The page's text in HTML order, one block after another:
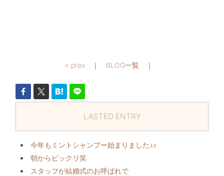
< prev｜ BLOG一覧｜
LASTED ENTRY
今年もミントシャンプー始まりました♪♪
朝からビックリ️笑
スタッフが結婚式のお呼ばれで